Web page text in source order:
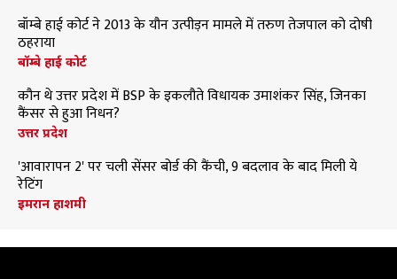
बॉम्बे हाई कोर्ट ने 2013 के यौन उत्पीड़न मामले में तरुण तेजपाल को दोषी
ठहराया
बॉम्बे हाई कोर्ट
कौन थे उत्तर प्रदेश में BSP के इकलौते विधायक उमाशंकर सिंह, जिनका
कैंसर से हुआ निधन?
उत्तर प्रदेश
'आवारापन 2' पर चली सेंसर बोर्ड की कैंची, 9 बदलाव के बाद मिली ये
रेटिंग
इमरान हाशमी